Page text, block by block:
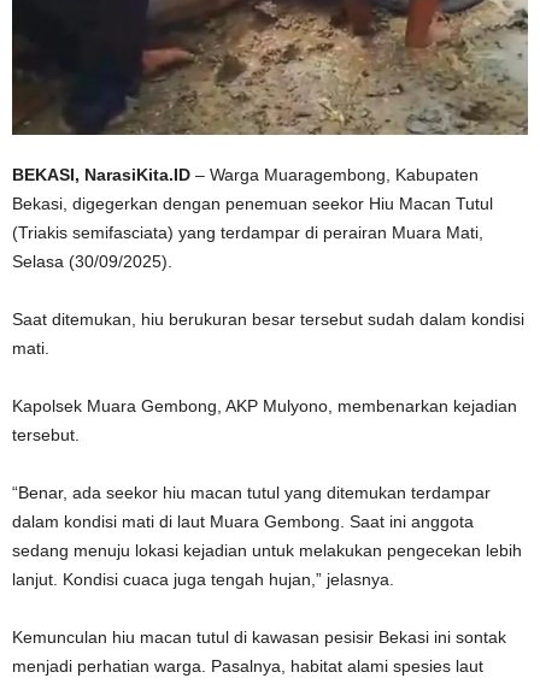
BEKASI, NarasiKita.ID – Warga Muaragembong, Kabupaten
Bekasi, digegerkan dengan penemuan seekor Hiu Macan Tutul
(Triakis semifasciata) yang terdampar di perairan Muara Mati,
Selasa (30/09/2025).
Saat ditemukan, hiu berukuran besar tersebut sudah dalam kondisi
mati.
Kapolsek Muara Gembong, AKP Mulyono, membenarkan kejadian
tersebut.
“Benar, ada seekor hiu macan tutul yang ditemukan terdampar
dalam kondisi mati di laut Muara Gembong. Saat ini anggota
sedang menuju lokasi kejadian untuk melakukan pengecekan lebih
lanjut. Kondisi cuaca juga tengah hujan,” jelasnya.
Kemunculan hiu macan tutul di kawasan pesisir Bekasi ini sontak
menjadi perhatian warga. Pasalnya, habitat alami spesies laut